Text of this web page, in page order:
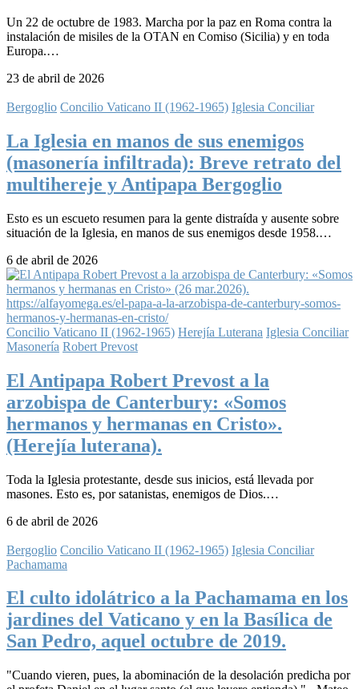
Un 22 de octubre de 1983. Marcha por la paz en Roma contra la
instalación de misiles de la OTAN en Comiso (Sicilia) y en toda
Europa.…
23 de abril de 2026
Bergoglio Concilio Vaticano II (1962-1965) Iglesia Conciliar
La Iglesia en manos de sus enemigos
(masonería infiltrada): Breve retrato del
multihereje y Antipapa Bergoglio
Esto es un escueto resumen para la gente distraída y ausente sobre
situación de la Iglesia, en manos de sus enemigos desde 1958.…
6 de abril de 2026
Concilio Vaticano II (1962-1965) Herejía Luterana Iglesia Conciliar
Masonería Robert Prevost
El Antipapa Robert Prevost a la
arzobispa de Canterbury: «Somos
hermanos y hermanas en Cristo».
(Herejía luterana).
Toda la Iglesia protestante, desde sus inicios, está llevada por
masones. Esto es, por satanistas, enemigos de Dios.…
6 de abril de 2026
Bergoglio Concilio Vaticano II (1962-1965) Iglesia Conciliar
Pachamama
El culto idolátrico a la Pachamama en los
jardines del Vaticano y en la Basílica de
San Pedro, aquel octubre de 2019.
"Cuando vieren, pues, la abominación de la desolación predicha por